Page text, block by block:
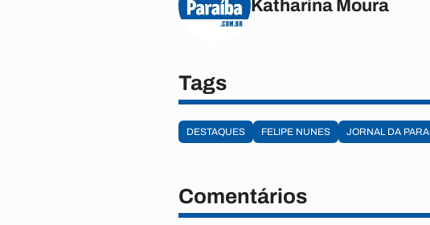
Katharina Moura
Tags
DESTAQUES FELIPE NUNES JORNAL DA
Comentários